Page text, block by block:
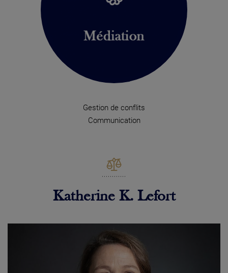
Gestion de conflits
Communication
Katherine K. Lefort